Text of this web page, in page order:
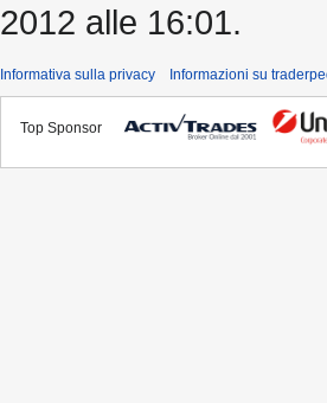
2012 alle 16:01.
Informativa sulla privacy Informazioni su
Top Sponsor